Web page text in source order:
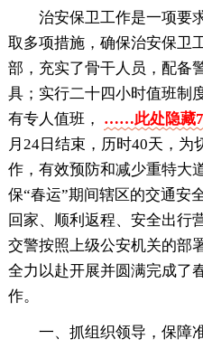
治安保卫工作是一项要
取多项措施，确保治安保卫
部，充实了骨干人员，配备
具；实行二十四小时值班制
有专人值班， ……此处隐藏
月24日结束，历时40天，
作，有效预防和减少重特大
保“春运”期间辖区的交通安
回家、顺利返程、安全出行
交警按照上级公安机关的部
全力以赴开展并圆满完成了
作。
一、抓组织领导，保障